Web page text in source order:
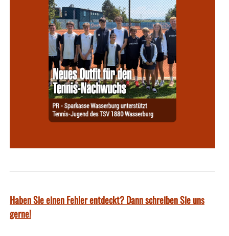
Haben Sie einen Fehler entdeckt? Dann schreiben Sie uns
gerne!